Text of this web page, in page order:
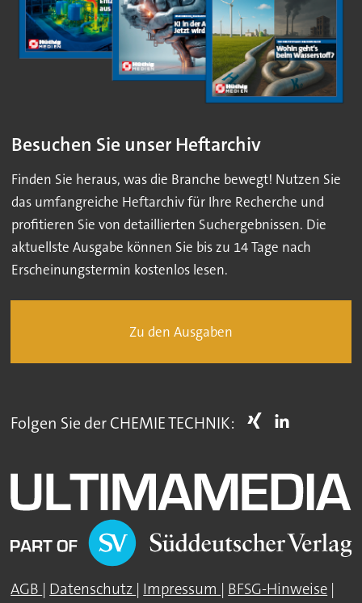
Besuchen Sie unser Heftarchiv
Finden Sie heraus, was die Branche bewegt! Nutzen Sie
das umfangreiche Heftarchiv für Ihre Recherche und
profitieren Sie von detaillierten Suchergebnissen. Die
aktuellste Ausgabe können Sie bis zu 14 Tage nach
Erscheinungstermin kostenlos lesen.
Zu den Ausgaben
Folgen Sie der CHEMIE TECHNIK:
AGB | Datenschutz | Impressum | BFSG-Hinweise |